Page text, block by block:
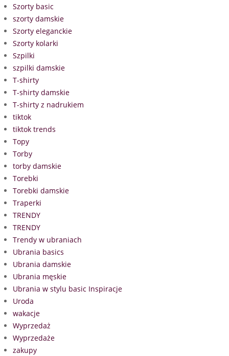
Szorty basic
szorty damskie
Szorty eleganckie
Szorty kolarki
Szpilki
szpilki damskie
T-shirty
T-shirty damskie
T-shirty z nadrukiem
tiktok
tiktok trends
Topy
Torby
torby damskie
Torebki
Torebki damskie
Traperki
TRENDY
TRENDY
Trendy w ubraniach
Ubrania basics
Ubrania damskie
Ubrania męskie
Ubrania w stylu basic Inspiracje
Uroda
wakacje
Wyprzedaż
Wyprzedaże
zakupy